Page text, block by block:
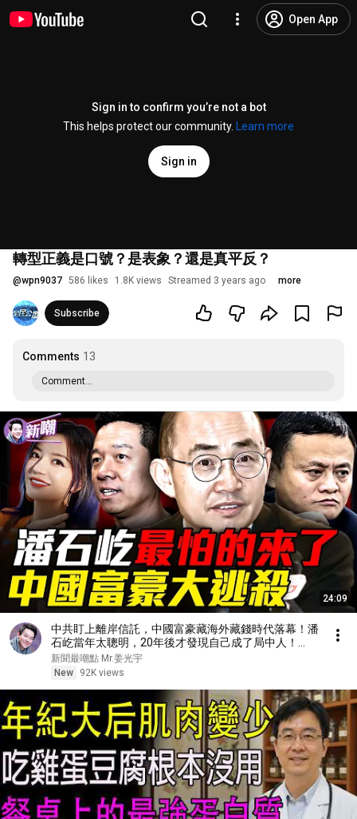
Open App
Sign in to confirm you’re not a bot
This helps protect our community.
Learn more
Sign in
轉型正義是口號？是表象？還是真平反？
@wpn9037 586 likes 1.8K views Streamed 3 years ago more
Subscribe
Comments 13
Comment...
24:09
中共盯上離岸信託，中國富豪藏海外藏錢時代落幕！潘
石屹當年太聰明，20年後才發現自己成了局中人！
『新聞最嘲點 姜光宇』2026.0808
新聞最嘲點 Mr.姜光宇
New
92K views